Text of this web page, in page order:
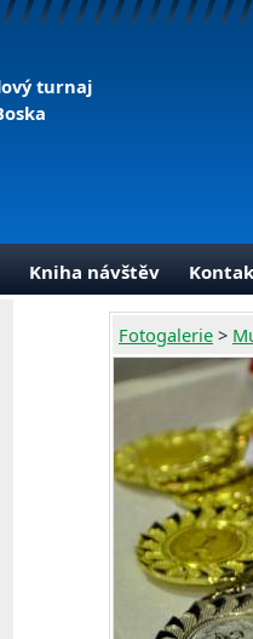
turnaj
Kniha návštěv
Fotogalerie >